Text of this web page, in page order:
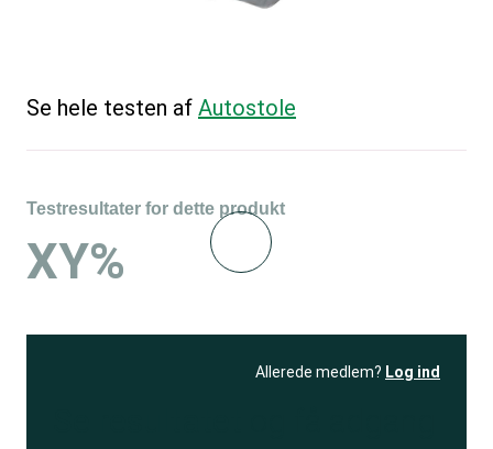
Se hele testen af Autostole
Testresultater for dette produkt
XY%
Allerede medlem? Log ind